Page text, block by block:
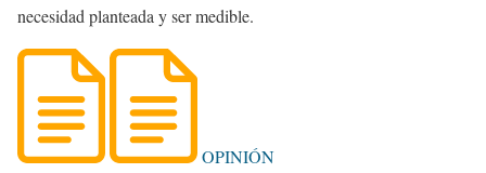
necesidad planteada y ser medible.
OPINIÓN